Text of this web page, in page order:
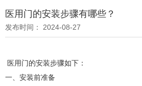
医用门的安装步骤有哪些？
发布时间： 2024-08-27
医用门的安装步骤如下：
一、安装前准备